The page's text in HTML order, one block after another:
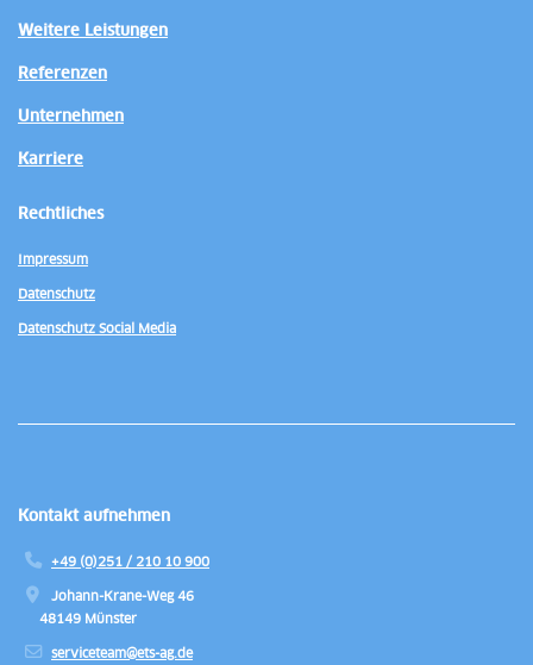
Weitere Leistungen
Referenzen
Unternehmen
Karriere
Rechtliches
Impressum
Datenschutz
Datenschutz Social Media
Kontakt aufnehmen
+49 (0)251 / 210 10 900
Johann-Krane-Weg 46
48149 Münster
serviceteam@ets-ag.de